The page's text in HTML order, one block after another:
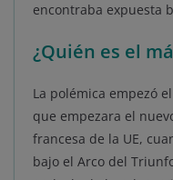
encontraba expuesta
¿Quién es el
La polémica empezó
que empezara el
francesa de la UE,
bajo el Arco del